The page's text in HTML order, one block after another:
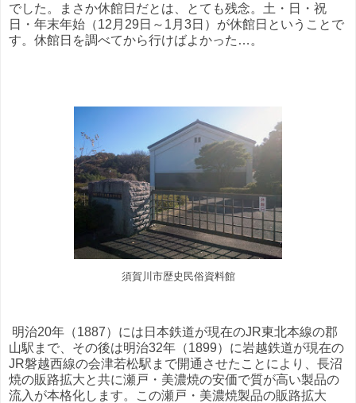
でした。まさか休館日だとは、とても残念。土・日・祝
日・年末年始（12月29日～1月3日）が休館日ということで
す。休館日を調べてから行けばよかった…。
須賀川市歴史民俗資料館
明治20年（1887）には日本鉄道が現在のJR東北本線の郡
山駅まで、その後は明治32年（1899）に岩越鉄道が現在の
JR磐越西線の会津若松駅まで開通させたことにより、長沼
焼の販路拡大と共に瀬戸・美濃焼の安価で質が高い製品の
流入が本格化します。この瀬戸・美濃焼製品の販路拡大